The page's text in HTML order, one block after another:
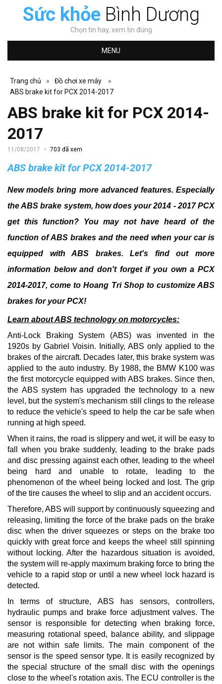
Sức khỏeBình Dương
Chọn tin hay, xem tin đúng
MENU
Trang chủ » Đồ chơi xe máy
»
ABS brake kit for PCX 2014-2017
ABS brake kit for PCX 2014-
2017
11/08/2017 703 đã xem
ABS brake kit for PCX 2014-2017
New models bring more advanced features. Especially
the ABS brake system, how does your 2014 - 2017 PCX
get this function? You may not have heard of the
function of ABS brakes and the need when your car is
equipped with ABS brakes.Let's find out more
information below and don't forget if you own a PCX
2014-2017, come to Hoang Tri Shop to customize ABS
brakes for your PCX!
Learn about ABS technology on motorcycles:
Anti-Lock Braking System (ABS) was invented in the
1920s by Gabriel Voisin.
Initially, ABS only applied to the
brakes of the aircraft. Decades later, this brake system was
applied to the auto industry. By 1988, the BMW K100 was
the first motorcycle equipped with ABS brakes. Since then,
the ABS system has upgraded the technology to a new
level, but the system's mechanism still clings to the release
to reduce the vehicle's speed to help the car be safe when
running at high speed.
When it rains, the road is slippery and wet, it will be easy to
fall when you brake suddenly, leading to the brake pads
and disc pressing against each other, leading to the wheel
being hard and unable to rotate, leading to the
phenomenon of the wheel being locked and lost. The grip
of the tire causes the wheel to slip and an accident occurs.
Therefore, ABS will support by continuously squeezing and
releasing, limiting the force of the brake pads on the brake
disc when the driver squeezes or steps on the brake too
quickly with great force and keeps the wheel still spinning
without locking.After the hazardous situation is avoided,
the system will re-apply maximum braking force to bring the
vehicle to a rapid stop or until a new wheel lock hazard is
detected.
In terms of structure, ABS has sensors, controllers,
hydraulic pumps and brake force adjustment valves. The
sensor is responsible for detecting when braking force,
measuring rotational speed, balance ability, and slippage
are not within safe limits.The main component of the
sensor is the speed sensor type. It is easily recognized by
the special structure of the small disc with the openings
close to the wheel's rotation axis.The ECU controller is the